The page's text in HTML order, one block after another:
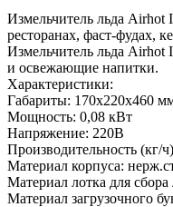
Измельчитель льда Airhot
ресторанах, фаст-фудах,
Измельчитель льда Airhot
и освежающие напитки.
Характеристики:
Габариты: 170x220x460
Мощность: 0,08 кВт
Напряжение: 220В
Производительность (кг/
Материал корпуса:
Материал лотка для сбора
Материал загрузочного